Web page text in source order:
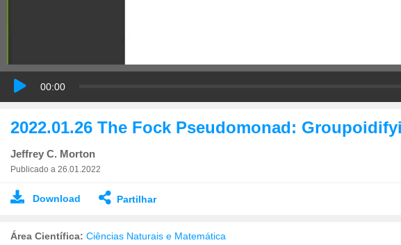
00:00
2022.01.26 The Fock Pseudomonad:
Jeffrey C. Morton
Publicado a 26.01.2022
Download Partilhar
Área Científica: Ciências Naturais e Matemática